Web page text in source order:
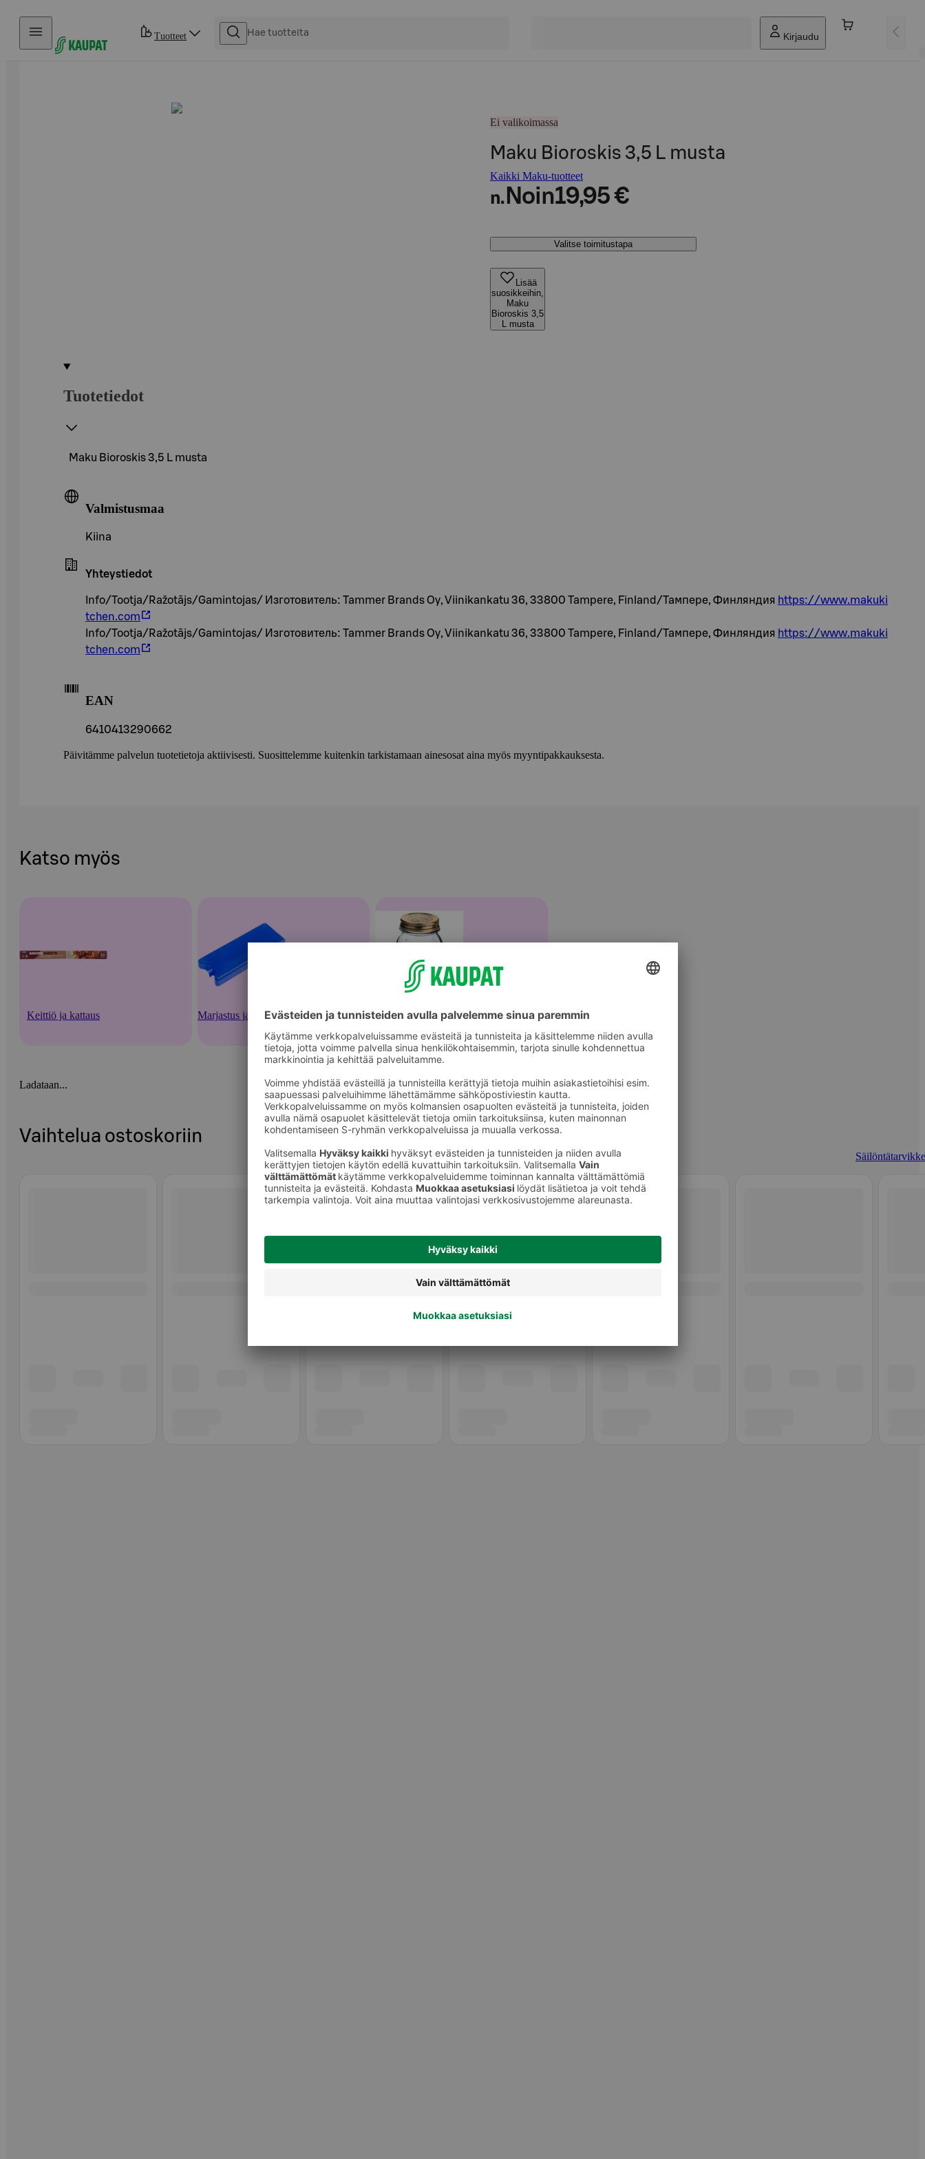
Hyppää sisältöön
Tuotteet Kirjaudu
Ei valikoimassa
Maku Bioroskis 3,5 L musta
Kaikki Maku-tuotteet
n. Noin19,95 €
Valitse toimitustapa
Lisää
suosikkeihin,
Maku
Bioroskis 3,5
L musta
Tuotetiedot
Maku Bioroskis 3,5 L musta
Valmistusmaa
Kiina
Yhteystiedot
Info/Tootja/Ražotājs/Gamintojas/ Изготовитель: Tammer Brands Oy, Viinikankatu 36, 33800 Tampere, Finland/Тампере, Финляндия https://www.makuki
tchen.com
Info/Tootja/Ražotājs/Gamintojas/ Изготовитель: Tammer Brands Oy, Viinikankatu 36, 33800 Tampere, Finland/Тампере, Финляндия https://www.makuki
tchen.com
EAN
6410413290662
Päivitämme palvelun tuotetietoja aktiivisesti. Suosittelemme kuitenkin tarkistamaan ainesosat aina myös myyntipakkauksesta.
Katso myös
Keittiö ja kattaus Marjastus ja säilöntä Säilöntätarvikkeet
Ladataan...
Vaihtelua ostoskoriin